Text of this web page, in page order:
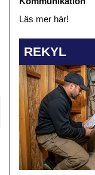
Läs mer här!
REKYL